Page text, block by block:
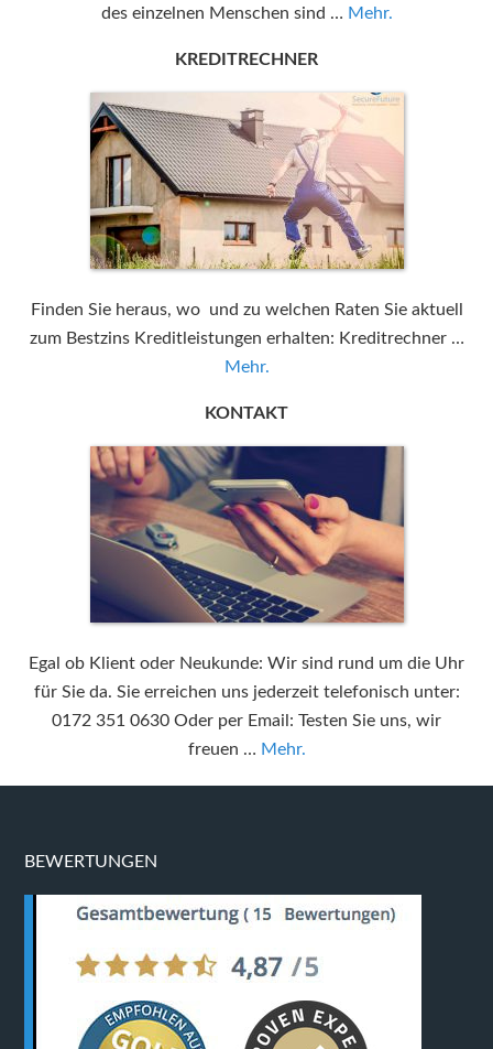
des einzelnen Menschen sind … Mehr.
KREDITRECHNER
Finden Sie heraus, wo und zu welchen Raten Sie aktuell
zum Bestzins Kreditleistungen erhalten: Kreditrechner …
Mehr.
KONTAKT
Egal ob Klient oder Neukunde: Wir sind rund um die Uhr
für Sie da. Sie erreichen uns jederzeit telefonisch unter:
0172 351 0630 Oder per Email: Testen Sie uns, wir
freuen … Mehr.
BEWERTUNGEN